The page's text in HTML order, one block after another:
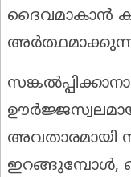
ദൈവമാകാൻ
അവതാരമായി
ഇറങ്ങുമ്പോൾ,